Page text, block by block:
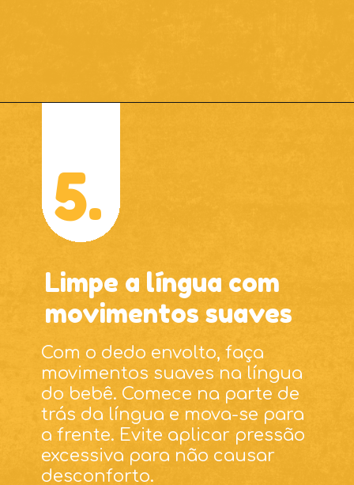
Com o dedo envolto, faça
movimentos suaves na língua
do bebê. Comece na parte de
trás da língua e mova-se para
a frente. Evite aplicar pressão
excessiva para não causar
desconforto.
Limpe a língua com
movimentos suaves
5.